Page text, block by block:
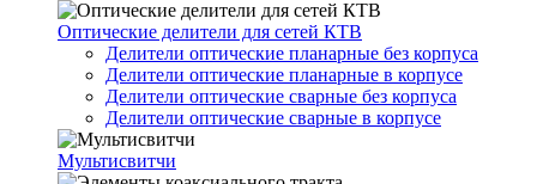
Оптические делители для сетей КТВ
Делители оптические планарные без корпуса
Делители оптические планарные в корпусе
Делители оптические сварные без корпуса
Делители оптические сварные в корпусе
Мультисвитчи